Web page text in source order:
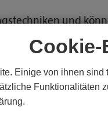
Einige von ihnen
Funktionalitäten
und
und